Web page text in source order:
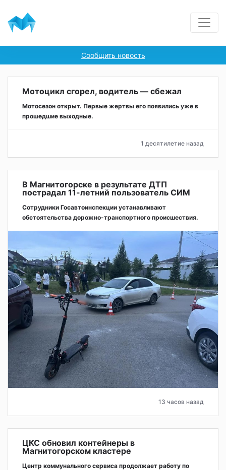
Сообщить новость
Мотоцикл сгорел, водитель — сбежал
Мотосезон открыт. Первые жертвы его появились уже в
прошедшие выходные.
1 десятилетие назад
В Магнитогорске в результате ДТП
пострадал 11-летний пользователь СИМ
Сотрудники Госавтоинспекции устанавливают
обстоятельства дорожно-транспортного происшествия.
13 часов назад
ЦКС обновил контейнеры в
Магнитогорском кластере
Центр коммунального сервиса продолжает работу по